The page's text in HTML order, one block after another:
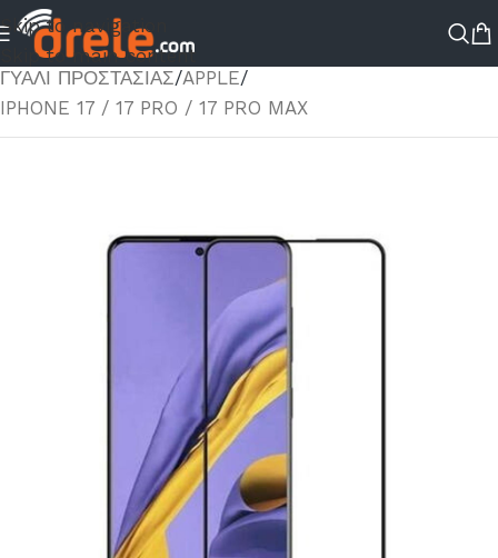
Skip to navigation
Skip to main content
ΑΡΧΙΚΉ ΣΕΛΊΔΑ/ΚΑΤΆΣΤΗΜΑ
/
ΓΥΑΛΊ ΠΡΟΣΤΑΣΊΑΣ/APPLE/
IPHONE 17 / 17 PRO / 17 PRO MAX